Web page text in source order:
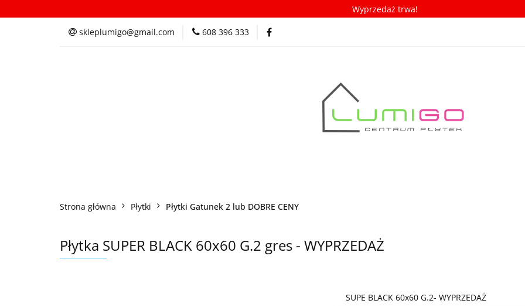
Wyprzedaż trwa!
skleplumigo@gmail.com 608 396 333
Kategorie Inspiracje Porady/ABC płytek Nowości
Strona główna Płytki Płytki Gatunek 2 lub DOBRE CENY
Płytka SUPER BLACK 60x60 G.2 gres - WYPRZEDAŻ
SUPE BLACK 60x60 G.2- WYPRZEDAŻ